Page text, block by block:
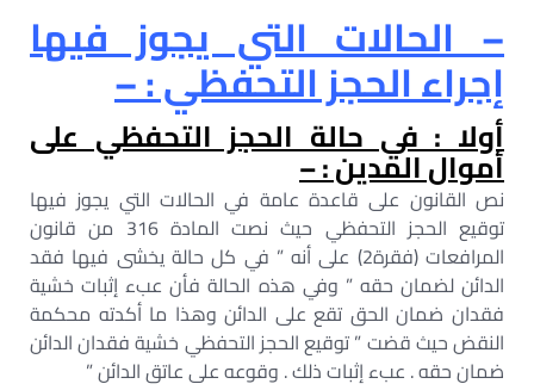
– الحالات التي يجوز فيها
إجراء الحجز التحفظي : –
أولا : في حالة الحجز التحفظي على
أموال المدين : –
نص القانون على قاعدة عامة في الحالات التي يجوز فيها
توقيع الحجز التحفظي حيث نصت المادة 316 من قانون
المرافعات (فقرة2) على أنه ” في كل حالة يخشى فيها فقد
الدائن لضمان حقه ” وفي هذه الحالة فأن عبء إثبات خشية
فقدان ضمان الحق تقع على الدائن وهذا ما أكدته محكمة
النقض حيث قضت ” توقيع الحجز التحفظي خشية فقدان الدائن
ضمان حقه . عبء إثبات ذلك . وقوعه على عاتق الدائن ”